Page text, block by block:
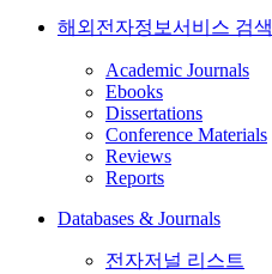
해외전자정보서비스 검색
Academic Journals
Ebooks
Dissertations
Conference Materials
Reviews
Reports
Databases & Journals
전자저널 리스트